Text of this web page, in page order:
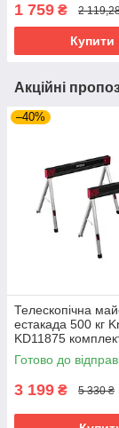
1 759 ₴ 2
Купити
Акційні
–40%
Телескопічна
естакада 500 кг
KD11875
регульованих
Готово до
3 199 ₴ 5 330 ₴